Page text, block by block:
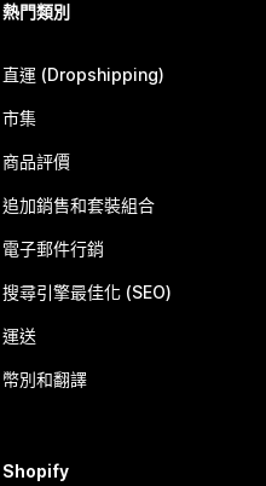
熱門類別
直運 (Dropshipping)
市集
商品評價
追加銷售和套裝組合
電子郵件行銷
搜尋引擎最佳化 (SEO)
運送
幣別和翻譯
Shopify